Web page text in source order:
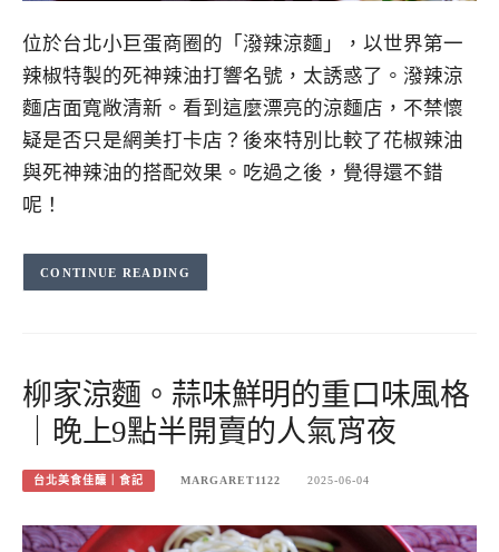
位於台北小巨蛋商圈的「潑辣涼麵」，以世界第一
辣椒特製的死神辣油打響名號，太誘惑了。潑辣涼
麵店面寬敞清新。看到這麼漂亮的涼麵店，不禁懷
疑是否只是網美打卡店？後來特別比較了花椒辣油
與死神辣油的搭配效果。吃過之後，覺得還不錯
呢！
CONTINUE READING
柳家涼麵。蒜味鮮明的重口味風格
｜晚上9點半開賣的人氣宵夜
台北美食佳釀｜食記 MARGARET1122 2025-06-04